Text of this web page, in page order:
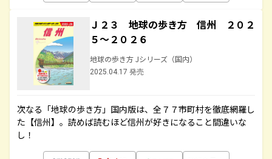
Ｊ２３ 地球の歩き方 信州 ２０２
５～２０２６
地球の歩き方 Jシリーズ（国内）
2025.04.17 発売
次なる「地球の歩き方」国内版は、全７７市町村を徹底網羅し
た【信州】。読めば読むほど信州が好きになること間違いな
し！